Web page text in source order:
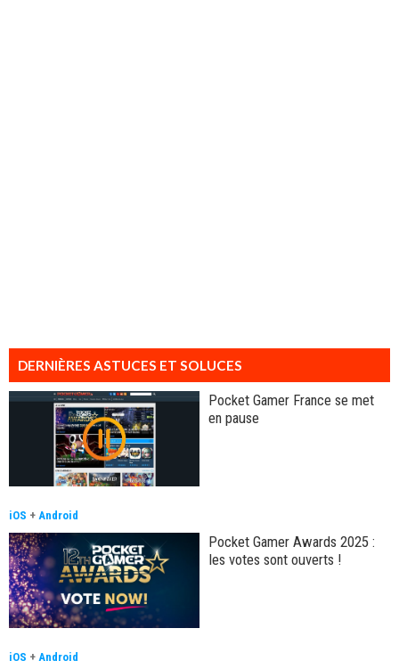
DERNIÈRES ASTUCES ET SOLUCES
Pocket Gamer France se met
en pause
iOS + Android
Pocket Gamer Awards 2025 :
les votes sont ouverts !
iOS + Android